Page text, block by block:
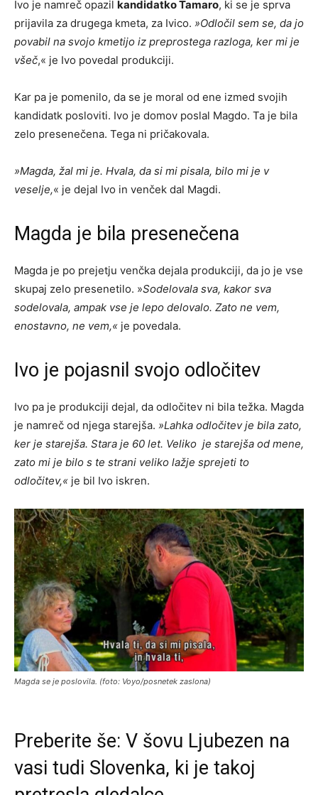
Ivo je namreč opazil kandidatko Tamaro, ki se je sprva
prijavila za drugega kmeta, za Ivico. »Odločil sem se, da jo
povabil na svojo kmetijo iz preprostega razloga, ker mi je
všeč,« je Ivo povedal produkciji.
Kar pa je pomenilo, da se je moral od ene izmed svojih
kandidatk posloviti. Ivo je domov poslal Magdo. Ta je bila
zelo presenečena. Tega ni pričakovala.
»Magda, žal mi je. Hvala, da si mi pisala, bilo mi je v
veselje,« je dejal Ivo in venček dal Magdi.
Magda je bila presenečena
Magda je po prejetju venčka dejala produkciji, da jo je vse
skupaj zelo presenetilo. »Sodelovala sva, kakor sva
sodelovala, ampak vse je lepo delovalo. Zato ne vem,
enostavno, ne vem,« je povedala.
Ivo je pojasnil svojo odločitev
Ivo pa je produkciji dejal, da odločitev ni bila težka. Magda
je namreč od njega starejša. »Lahka odločitev je bila zato,
ker je starejša. Stara je 60 let. Veliko je starejša od mene,
zato mi je bilo s te strani veliko lažje sprejeti to
odločitev,« je bil Ivo iskren.
Magda se je poslovila. (foto: Voyo/posnetek zaslona)
Preberite še: V šovu Ljubezen na
vasi tudi Slovenka, ki je takoj